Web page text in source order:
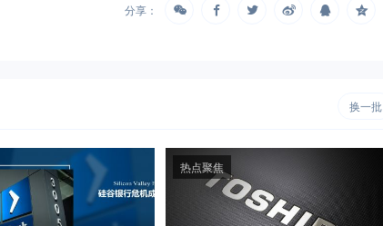
分享：
换一批
热点聚焦